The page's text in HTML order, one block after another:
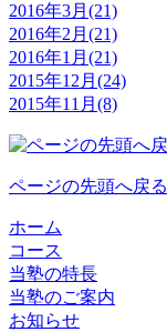
2016年3月(21)
2016年2月(21)
2016年1月(21)
2015年12月(24)
2015年11月(8)
ページの先頭へ戻る
ホーム
コース
当塾の特長
当塾のご案内
お知らせ